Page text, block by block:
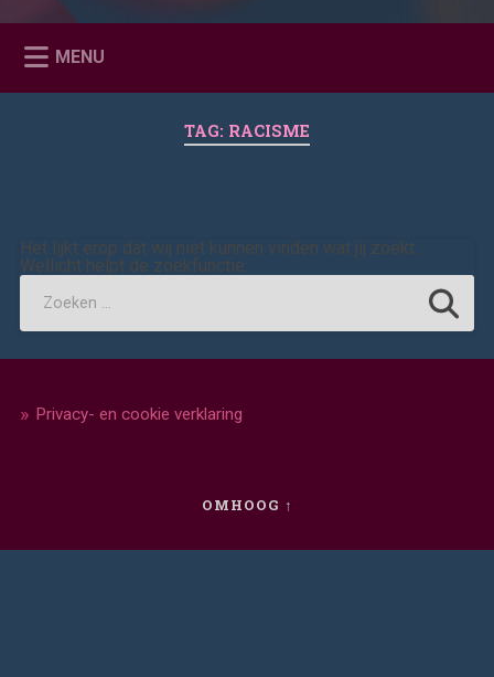
MENU
TAG: RACISME
Het lijkt erop dat wij niet kunnen vinden wat jij zoekt.
Wellicht helpt de zoekfunctie.
Privacy- en cookie verklaring
OMHOOG ↑